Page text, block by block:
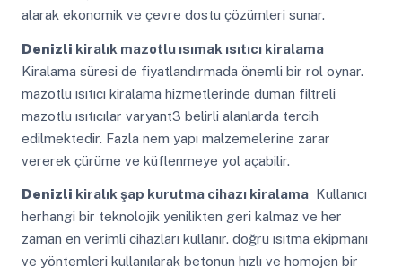
alarak ekonomik ve çevre dostu çözümleri sunar.
Denizli kiralık mazotlu ısımak ısıtıcı kiralama
Kiralama süresi de fiyatlandırmada önemli bir rol oynar.
mazotlu ısıtıcı kiralama hizmetlerinde duman filtreli
mazotlu ısıtıcılar varyant3 belirli alanlarda tercih
edilmektedir. Fazla nem yapı malzemelerine zarar
vererek çürüme ve küflenmeye yol açabilir.
Denizli kiralık şap kurutma cihazı kiralamaKullanıcı
herhangi bir teknolojik yenilikten geri kalmaz ve her
zaman en verimli cihazları kullanır. doğru ısıtma ekipmanı
ve yöntemleri kullanılarak betonun hızlı ve homojen bir